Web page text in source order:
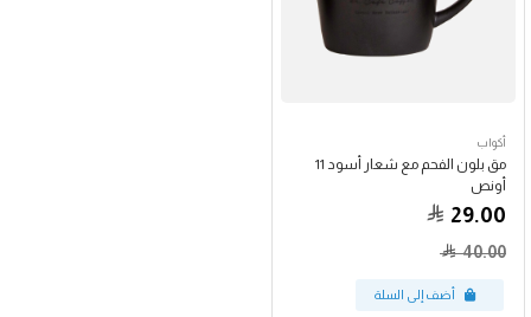
أكواب
مق بلون الفحم مع شعار أسود 11
أونص
29.00
40.00